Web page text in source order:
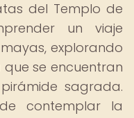
del Templo de
un viaje
explorando
se encuentran
sagrada.
contemplar la